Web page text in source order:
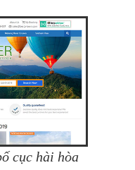
cục hài hòa